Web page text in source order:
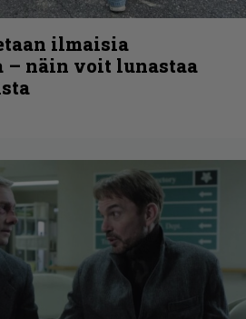
ilmaisia
– näin voit lunastaa